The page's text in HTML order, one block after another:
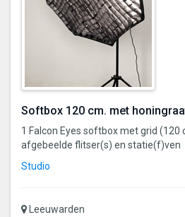
Softbox 120 cm. met
1 Falcon Eyes softbox met grid (120
afgebeelde flitser(s) en statie(f)ven
Studio
Leeuwarden